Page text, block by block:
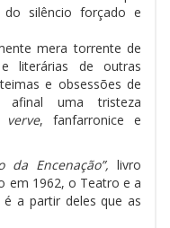
silêncio forçado e
mera torrente de
literárias de outras
e obsessões de
afinal uma tristeza
verve, fanfarronice e
da Encenação”,livro
em 1962, o Teatro e a
a partir deles que as